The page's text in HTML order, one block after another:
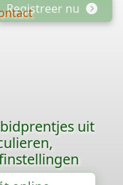
Registreer nu
uit